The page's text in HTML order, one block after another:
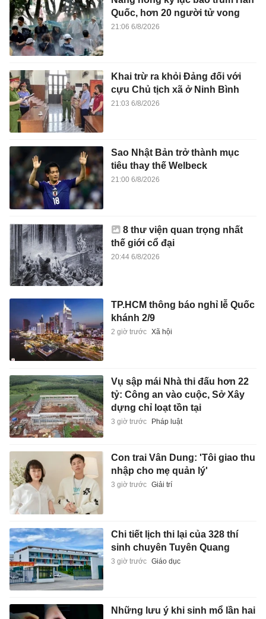
Quốc, hơn 20 người tử vong
21:06 6/8/2026
Khai trừ ra khỏi Đảng đối với
cựu Chủ tịch xã ở Ninh Bình
21:03 6/8/2026
Sao Nhật Bản trở thành mục
tiêu thay thế Welbeck
21:00 6/8/2026
8 thư viện quan trọng nhất
thế giới cổ đại
20:44 6/8/2026
TP.HCM thông báo nghỉ lễ Quốc
khánh 2/9
2 giờ trước Xã hội
Vụ sập mái Nhà thi đấu hơn 22
tỷ: Công an vào cuộc, Sở Xây
dựng chỉ loạt tồn tại
3 giờ trước Pháp luật
Con trai Vân Dung: 'Tôi giao thu
nhập cho mẹ quản lý'
3 giờ trước Giải trí
Chi tiết lịch thi lại của 328 thí
sinh chuyên Tuyên Quang
3 giờ trước Giáo dục
Những lưu ý khi sinh mổ lần hai